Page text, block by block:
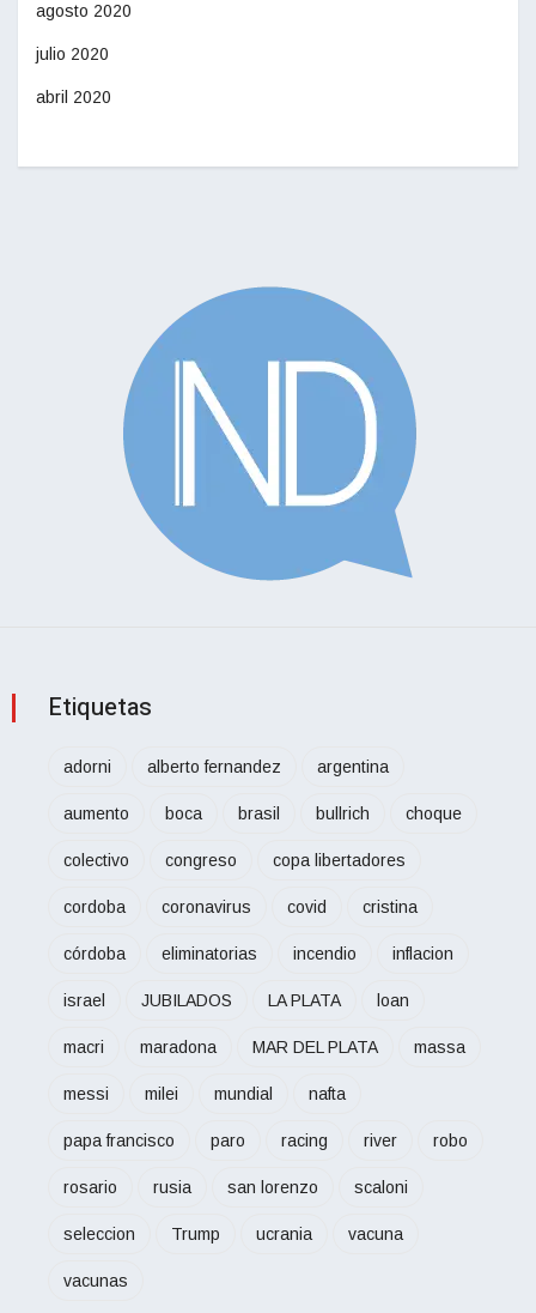
agosto 2020
julio 2020
abril 2020
Etiquetas
adorni alberto fernandez argentina
aumento boca brasil bullrich choque
colectivo congreso copa libertadores
cordoba coronavirus covid cristina
córdoba eliminatorias incendio inflacion
israel JUBILADOS LA PLATA loan
macri maradona MAR DEL PLATA massa
messi milei mundial nafta
papa francisco paro racing river robo
rosario rusia san lorenzo scaloni
seleccion Trump ucrania vacuna
vacunas